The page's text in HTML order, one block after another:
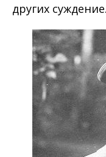
других суждение.